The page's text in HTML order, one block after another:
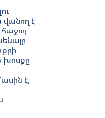
է
հաջող
խոսքը
է,